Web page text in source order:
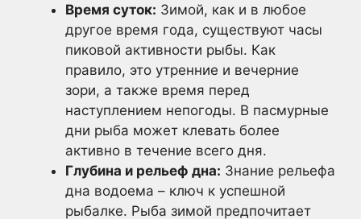
Время суток: Зимой, как и в любое
другое время года, существуют часы
пиковой активности рыбы. Как
правило, это утренние и вечерние
зори, а также время перед
наступлением непогоды. В пасмурные
дни рыба может клевать более
активно в течение всего дня.
Глубина и рельеф дна: Знание рельефа
дна водоема – ключ к успешной
рыбалке. Рыба зимой предпочитает